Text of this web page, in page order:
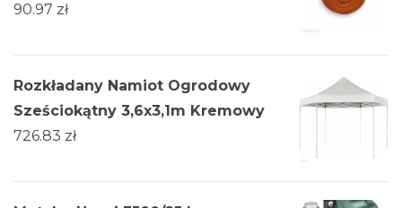
90.97 zł
Rozkładany Namiot Ogrodowy
Sześciokątny 3,6x3,1m Kremowy
726.83 zł